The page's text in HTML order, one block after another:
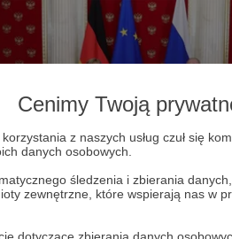
Cenimy Twoją
z naszych usług czuł się
danych osobowych.
śledzenia i zbierania
zewnętrzne, które wspierają nas w
dotyczące zbierania danych
Brak komentarzy
Brief 14–20.08.2021